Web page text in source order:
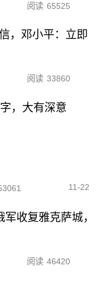
阅读 65525
，邓小平：立即
阅读 33860
，大有深意
11-22
收复雅克萨城，
阅读 46420